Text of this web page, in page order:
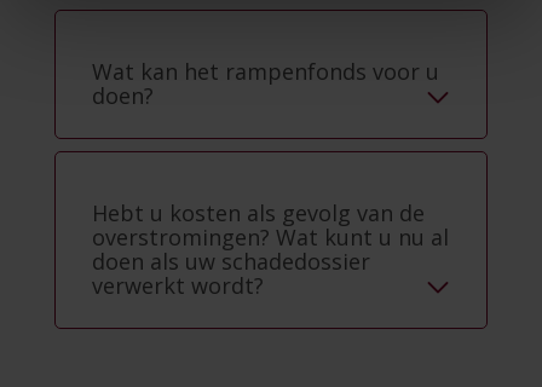
Wat kan het rampenfonds voor u
doen?
Hebt u kosten als gevolg van de
overstromingen? Wat kunt u nu al
doen als uw schadedossier
verwerkt wordt?